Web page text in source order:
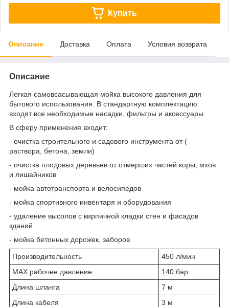
Купить
Описание Доставка Оплата Условия возврата
Описание
Легкая самовсасывающая мойка высокого давления для
бытового использования. В стандартную комплектацию
входят все необходимые насадки, фильтры и аксессуары.
В сферу применения входит:
- очистка строительного и садового инструмента от (
раствора, бетона, земли)
- очистка плодовых деревьев от отмерших частей коры, мхов
и лишайников
- мойка автотранспорта и велосипедов
- мойка спортивного инвентаря и оборудования
- удаление высолов с кирпичной кладки стен и фасадов
зданий
- мойка бетонных дорожек, заборов
Производительность
450 л/мин
MAX рабочее давление
140 бар
Длина шланга
7 м
Длина кабеля
3 м